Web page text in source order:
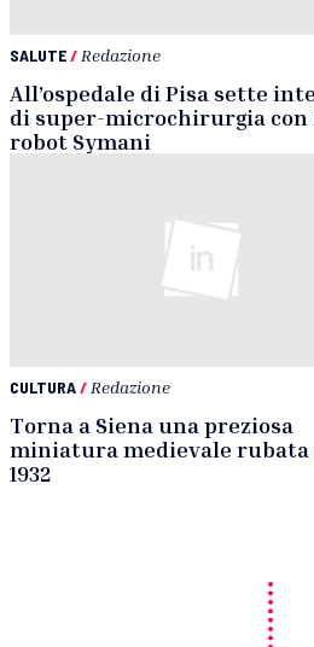
SALUTE/ Redazione
All’ospedale di Pisa sette
di super-microchirurgia con
robot Symani
CULTURA/ Redazione
Torna a Siena una preziosa
miniatura medievale rubata
1932